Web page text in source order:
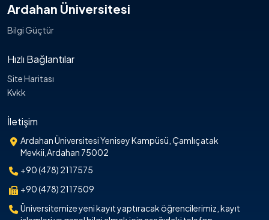
Ardahan Üniversitesi
Bilgi Güçtür
Hızlı Bağlantılar
Site Haritası
Kvkk
İletişim
Ardahan Üniversitesi Yenisey Kampüsü, Çamlıçatak
Mevkii,Ardahan 75002
+90 (478) 2117575
+90 (478) 2117509
Üniversitemize yeni kayıt yaptıracak öğrencilerimiz, kayıt